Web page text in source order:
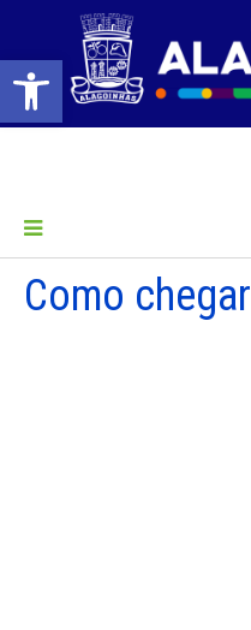
Barra de Ferramentas Aberta
Como chegar